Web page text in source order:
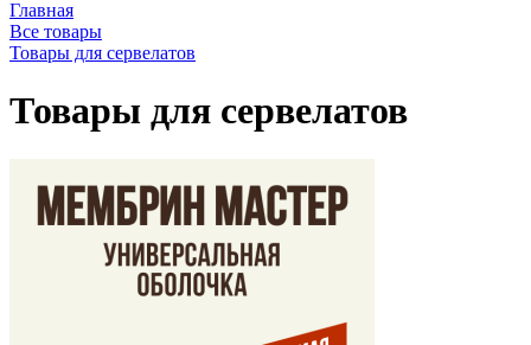
Главная
Все товары
Товары для сервелатов
Товары для сервелатов